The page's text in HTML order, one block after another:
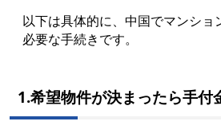
以下は具体的に、中国でマンショ
必要な手続きです。
1.希望物件が決まったら手付